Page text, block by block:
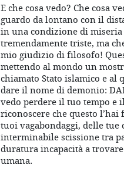
E che cosa vedo? Che cosa
guardo da lontano con il
in una condizione di
tremendamente triste, ma
mio giudizio di filosofo!
mettendo al mondo un
chiamato Stato islamico e al
dare il nome di demonio:
vedo perdere il tuo tempo
riconoscere che questo
tuoi vagabondaggi, delle
interminabile scissione tra
duratura incapacità a
umana.